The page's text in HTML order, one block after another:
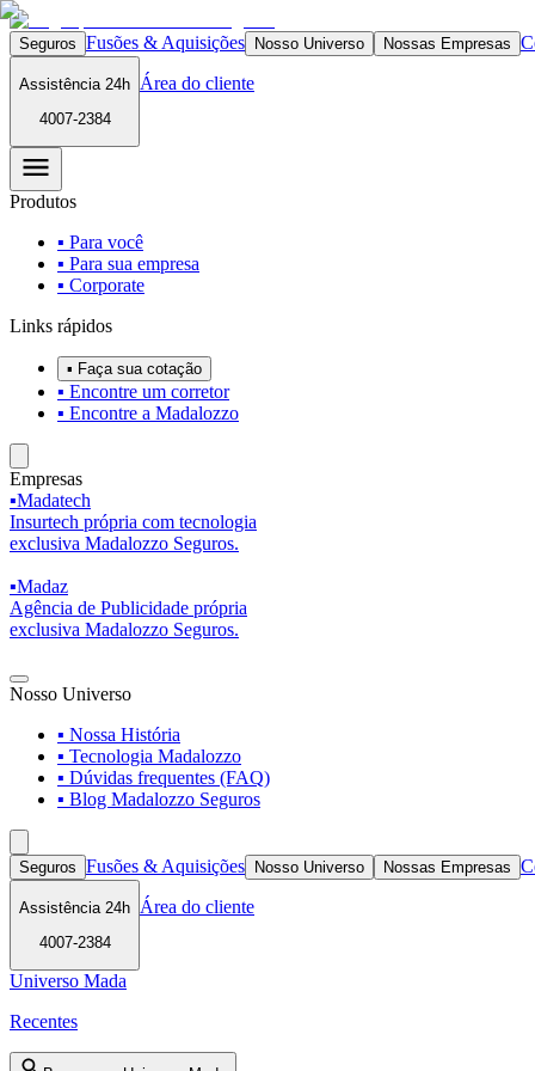
Seguros Fusões & Aquisições Nosso Universo Nossas Empresas
Assistência 24h
4007-2384
Área do cliente
Produtos
▪ Para você
▪ Para sua empresa
▪ Corporate
Links rápidos
▪ Faça sua cotação
▪ Encontre um corretor
▪ Encontre a Madalozzo
Empresas
▪Madatech
Insurtech própria com tecnologia
exclusiva Madalozzo Seguros.
▪Madaz
Agência de Publicidade própria
exclusiva Madalozzo Seguros.
Nosso Universo
▪ Nossa História
▪ Tecnologia Madalozzo
▪ Dúvidas frequentes (FAQ)
▪ Blog Madalozzo Seguros
Seguros Fusões & Aquisições Nosso Universo Nossas Empresas
Assistência 24h
4007-2384
Área do cliente
Universo Mada
Recentes